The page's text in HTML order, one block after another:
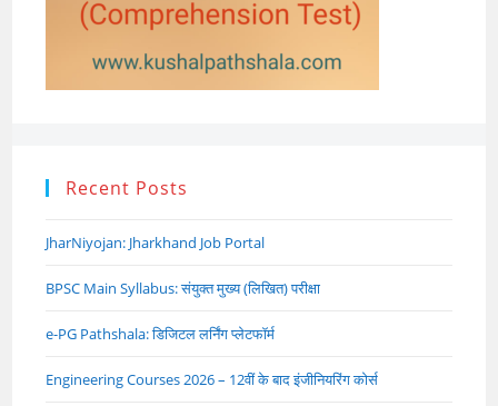
Recent Posts
JharNiyojan: Jharkhand Job Portal
BPSC Main Syllabus: संयुक्त मुख्य (लिखित) परीक्षा
e-PG Pathshala: डिजिटल लर्निंग प्लेटफॉर्म
Engineering Courses 2026 – 12वीं के बाद इंजीनियरिंग कोर्स